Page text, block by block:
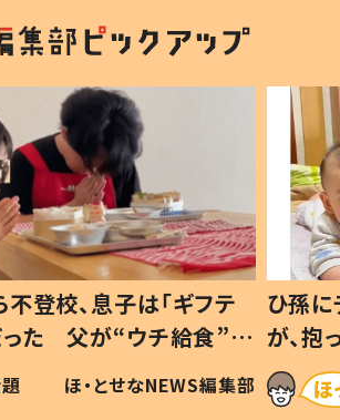
登校、息子は「ギフテ
った 父が“ウチ給食”を
る理由とは #令和の親
ほ・とせなNEWS編集部
ひ孫
が、
「涙が
い」